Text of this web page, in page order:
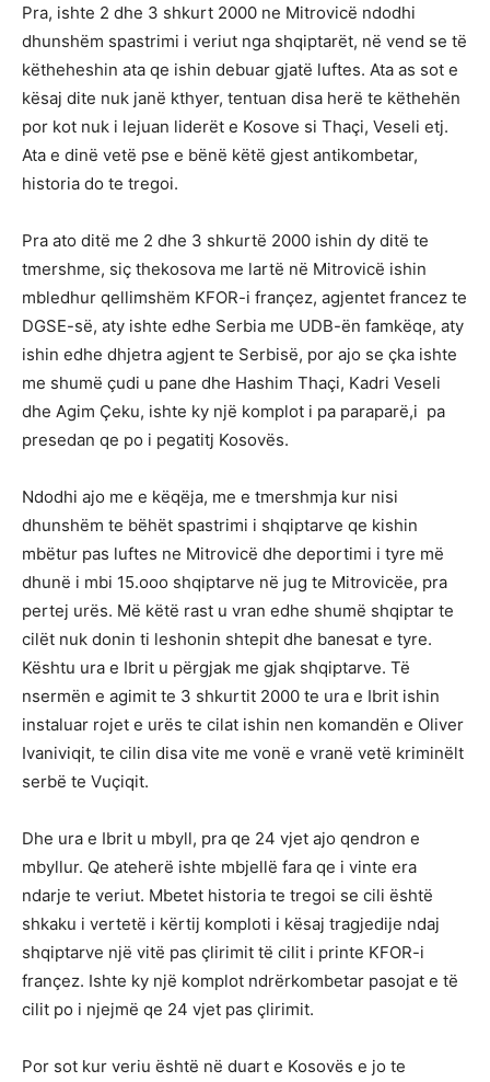
Pra, ishte 2 dhe 3 shkurt 2000 ne Mitrovicë ndodhi
dhunshëm spastrimi i veriut nga shqiptarët, në vend se të
këtheheshin ata qe ishin debuar gjatë luftes. Ata as sot e
kësaj dite nuk janë kthyer, tentuan disa herë te këthehën
por kot nuk i lejuan liderët e Kosove si Thaçi, Veseli etj.
Ata e dinë vetë pse e bënë këtë gjest antikombetar,
historia do te tregoi.
Pra ato ditë me 2 dhe 3 shkurtë 2000 ishin dy ditë te
tmershme, siç thekosova me lartë në Mitrovicë ishin
mbledhur qellimshëm KFOR-i françez, agjentet francez te
DGSE-së, aty ishte edhe Serbia me UDB-ën famkëqe, aty
ishin edhe dhjetra agjent te Serbisë, por ajo se çka ishte
me shumë çudi u pane dhe Hashim Thaçi, Kadri Veseli
dhe Agim Çeku, ishte ky një komplot i pa paraparë,i pa
presedan qe po i pegatitj Kosovës.
Ndodhi ajo me e këqëja, me e tmershmja kur nisi
dhunshëm te bëhët spastrimi i shqiptarve qe kishin
mbëtur pas luftes ne Mitrovicë dhe deportimi i tyre më
dhunë i mbi 15.ooo shqiptarve në jug te Mitrovicëe, pra
pertej urës. Më këtë rast u vran edhe shumë shqiptar te
cilët nuk donin ti leshonin shtepit dhe banesat e tyre.
Kështu ura e Ibrit u përgjak me gjak shqiptarve. Të
nsermën e agimit te 3 shkurtit 2000 te ura e Ibrit ishin
instaluar rojet e urës te cilat ishin nen komandën e Oliver
Ivaniviqit, te cilin disa vite me vonë e vranë vetë kriminëlt
serbë te Vuçiqit.
Dhe ura e Ibrit u mbyll, pra qe 24 vjet ajo qendron e
mbyllur. Qe ateherë ishte mbjellë fara qe i vinte era
ndarje te veriut. Mbetet historia te tregoi se cili është
shkaku i vertetë i kërtij komploti i kësaj tragjedije ndaj
shqiptarve një vitë pas çlirimit të cilit i printe KFOR-i
françez. Ishte ky një komplot ndrërkombetar pasojat e të
cilit po i njejmë qe 24 vjet pas çlirimit.
Por sot kur veriu është në duart e Kosovës e jo te